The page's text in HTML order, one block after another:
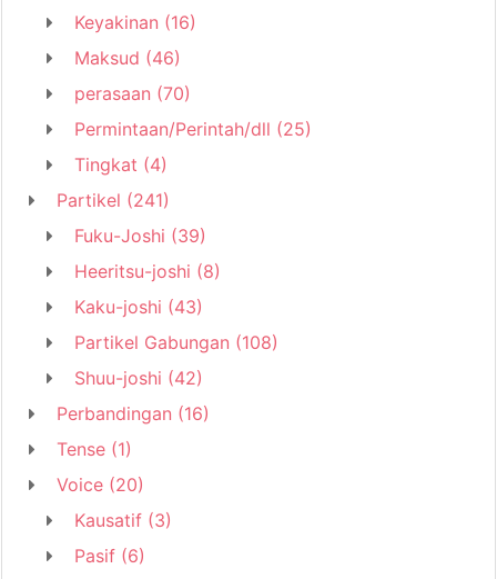
Keyakinan (16)
Maksud (46)
perasaan (70)
Permintaan/Perintah/dll (25)
Tingkat (4)
Partikel (241)
Fuku-Joshi (39)
Heeritsu-joshi (8)
Kaku-joshi (43)
Partikel Gabungan (108)
Shuu-joshi (42)
Perbandingan (16)
Tense (1)
Voice (20)
Kausatif (3)
Pasif (6)